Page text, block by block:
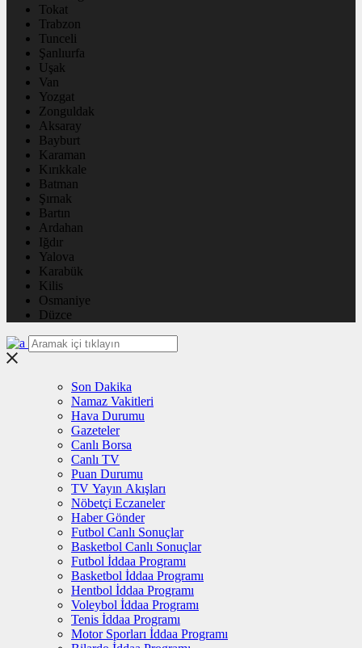
Tokat
Trabzon
Tunceli
Şanlıurfa
Uşak
Van
Yozgat
Zonguldak
Aksaray
Bayburt
Karaman
Kırıkkale
Batman
Şırnak
Bartın
Ardahan
Iğdır
Yalova
Karabük
Kilis
Osmaniye
Düzce
Son Dakika
Namaz Vakitleri
Hava Durumu
Gazeteler
Canlı Borsa
Canlı TV
Puan Durumu
TV Yayın Akışları
Nöbetçi Eczaneler
Haber Gönder
Futbol Canlı Sonuçlar
Basketbol Canlı Sonuçlar
Futbol İddaa Programı
Basketbol İddaa Programı
Hentbol İddaa Programı
Voleybol İddaa Programı
Tenis İddaa Programı
Motor Sporları İddaa Programı